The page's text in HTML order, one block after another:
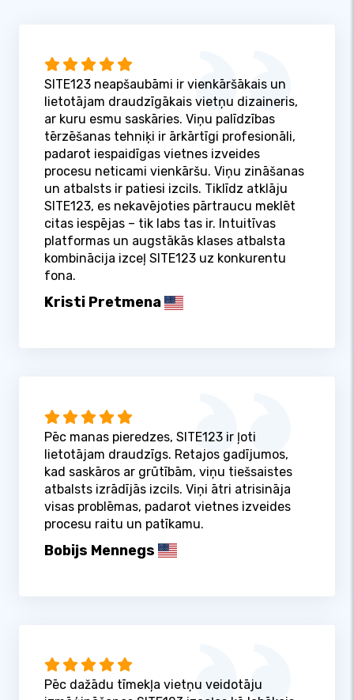
SITE123 neapšaubāmi ir vienkāršākais un
lietotājam draudzīgākais vietņu dizaineris,
ar kuru esmu saskāries. Viņu palīdzības
tērzēšanas tehniķi ir ārkārtīgi profesionāli,
padarot iespaidīgas vietnes izveides
procesu neticami vienkāršu. Viņu zināšanas
un atbalsts ir patiesi izcils. Tiklīdz atklāju
SITE123, es nekavējoties pārtraucu meklēt
citas iespējas – tik labs tas ir. Intuitīvas
platformas un augstākās klases atbalsta
kombinācija izceļ SITE123 uz konkurentu
fona.
Kristi Pretmena
Pēc manas pieredzes, SITE123 ir ļoti
lietotājam draudzīgs. Retajos gadījumos,
kad saskāros ar grūtībām, viņu tiešsaistes
atbalsts izrādījās izcils. Viņi ātri atrisināja
visas problēmas, padarot vietnes izveides
procesu raitu un patīkamu.
Bobijs Mennegs
Pēc dažādu tīmekļa vietņu veidotāju